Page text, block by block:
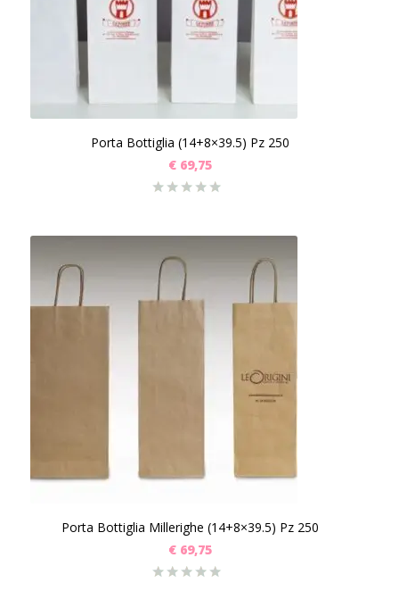
Porta Bottiglia (14+8×39.5) Pz 250
€ 69,75
Porta Bottiglia Millerighe (14+8×39.5) Pz 250
€ 69,75